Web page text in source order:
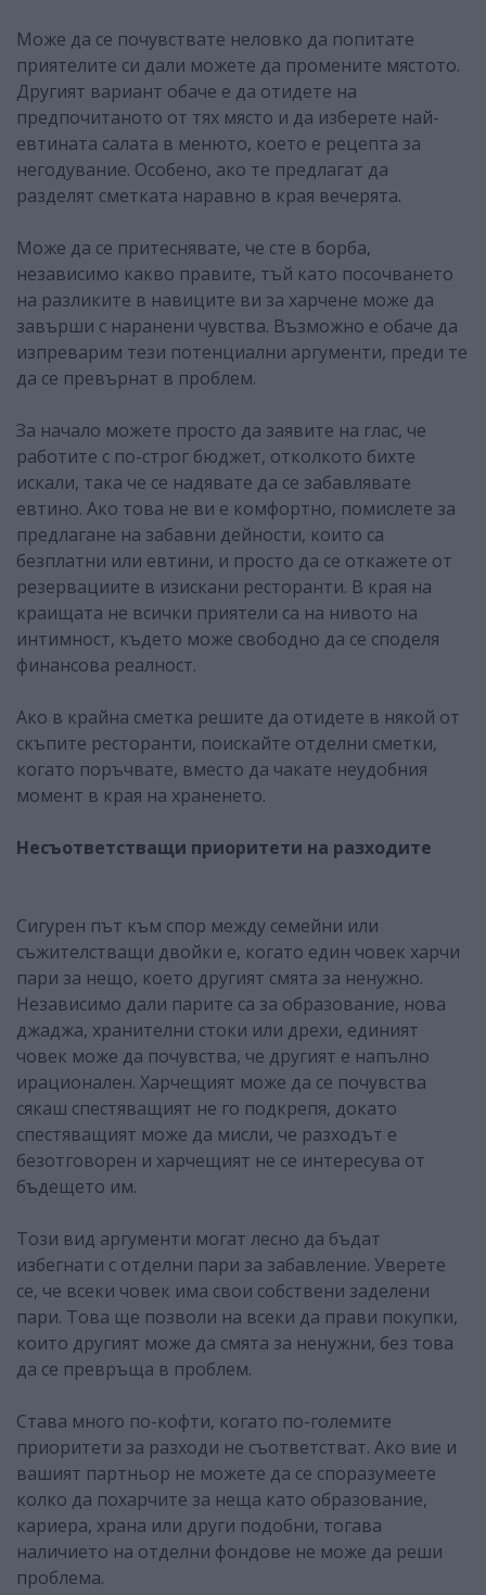
Може да се почувствате неловко да попитате
приятелите си дали можете да промените мястото.
Другият вариант обаче е да отидете на
предпочитаното от тях място и да изберете най-
евтината салата в менюто, което е рецепта за
негодувание. Особено, ако те предлагат да
разделят сметката наравно в края вечерята.
Може да се притеснявате, че сте в борба,
независимо какво правите, тъй като посочването
на разликите в навиците ви за харчене може да
завърши с наранени чувства. Възможно е обаче да
изпреварим тези потенциални аргументи, преди те
да се превърнат в проблем.
За начало можете просто да заявите на глас, че
работите с по-строг бюджет, отколкото бихте
искали, така че се надявате да се забавлявате
евтино. Ако това не ви е комфортно, помислете за
предлагане на забавни дейности, които са
безплатни или евтини, и просто да се откажете от
резервациите в изискани ресторанти. В края на
краищата не всички приятели са на нивото на
интимност, където може свободно да се споделя
финансова реалност.
Ако в крайна сметка решите да отидете в някой от
скъпите ресторанти, поискайте отделни сметки,
когато поръчвате, вместо да чакате неудобния
момент в края на храненето.
Несъответстващи приоритети на разходите
Сигурен път към спор между семейни или
съжителстващи двойки е, когато един човек харчи
пари за нещо, което другият смята за ненужно.
Независимо дали парите са за образование, нова
джаджа, хранителни стоки или дрехи, единият
човек може да почувства, че другият е напълно
ирационален. Харчещият може да се почувства
сякаш спестяващият не го подкрепя, докато
спестяващият може да мисли, че разходът е
безотговорен и харчещият не се интересува от
бъдещето им.
Този вид аргументи могат лесно да бъдат
избегнати с отделни пари за забавление. Уверете
се, че всеки човек има свои собствени заделени
пари. Това ще позволи на всеки да прави покупки,
които другият може да смята за ненужни, без това
да се превръща в проблем.
Става много по-кофти, когато по-големите
приоритети за разходи не съответстват. Ако вие и
вашият партньор не можете да се споразумеете
колко да похарчите за неща като образование,
кариера, храна или други подобни, тогава
наличието на отделни фондове не може да реши
проблема.